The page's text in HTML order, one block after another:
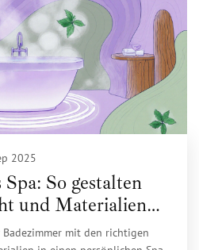
2025
So gestalten
und Materialien
Badezimmer mit den richtigen